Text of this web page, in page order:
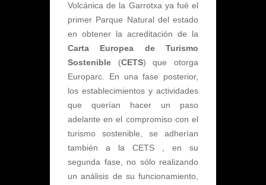
Volcánica de la Garrotxa ya fué el
primer Parque Natural del estado
en obtener la acreditación de la
Carta Europea de Turismo
Sostenible (CETS) que otorga
Europarc. En una fase posterior,
los establecimientos y actividades
que querían hacer un paso
adelante en el compromiso con el
turismo sostenible, se adherían
también a la CETS , en su
segunda fase, no sólo realizando
un análisis de su funcionamiento,